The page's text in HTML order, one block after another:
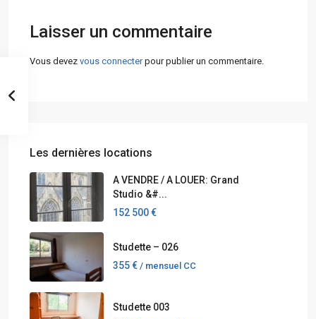
Laisser un commentaire
Vous devez vous connecterpour publier un commentaire.
Les dernières locations
A VENDRE / A LOUER: Grand
Studio &#...
152 500 €
Studette – 026
355 € / mensuel CC
Studette 003